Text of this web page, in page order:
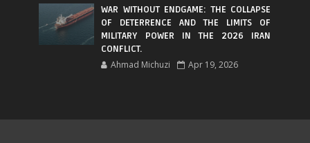
WAR WITHOUT ENDGAME: THE COLLAPSE
OF DETERRENCE AND THE LIMITS OF
MILITARY POWER IN THE 2026 IRAN
CONFLICT.
Ahmad Michuzi Apr 19, 2026